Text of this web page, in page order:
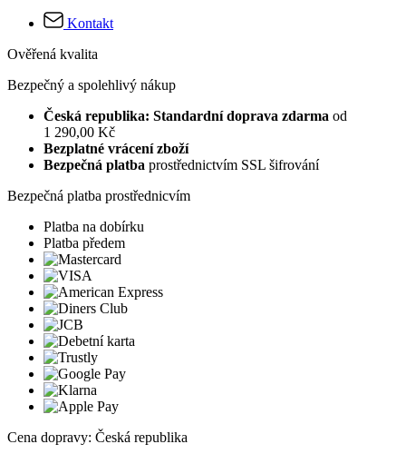
Kontakt
Ověřená kvalita
Bezpečný a spolehlivý nákup
Česká republika: Standardní doprava zdarma od
1 290,00 Kč
Bezplatné vrácení zboží
Bezpečná platba prostřednictvím SSL šifrování
Bezpečná platba prostřednicvím
Platba na dobírku
Platba předem
Cena dopravy: Česká republika